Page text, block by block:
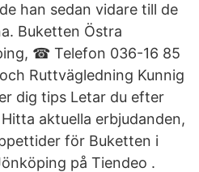
han sedan vidare till de
Buketten Östra
☎ Telefon 036-16 85
Ruttvägledning Kunnig
dig tips Letar du efter
aktuella erbjudanden,
för Buketten i
på Tiendeo .